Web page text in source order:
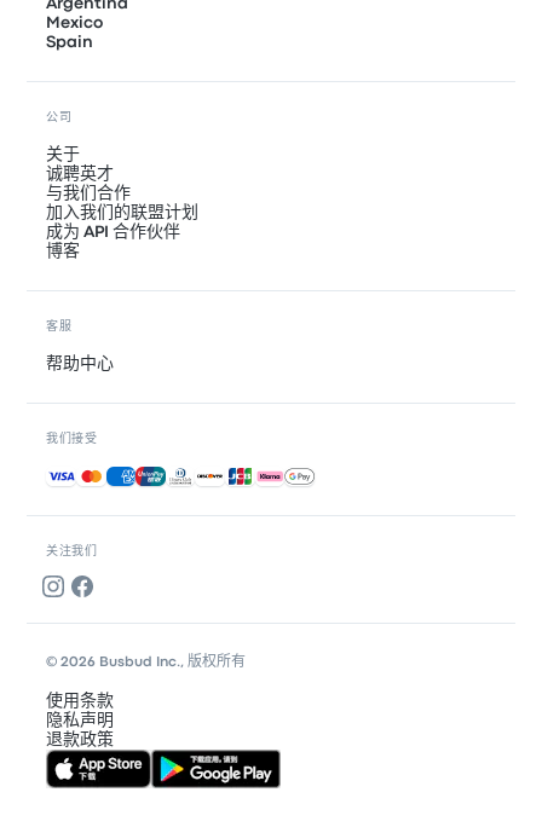
关注我们
Argentina
Mexico
Spain
公司
关于
诚聘英才
与我们合作
加入我们的联盟计划
成为 API 合作伙伴
博客
客服
帮助中心
我们接受
接受的付款方式
© 2026 Busbud Inc., 版权所有
使用条款
隐私声明
退款政策